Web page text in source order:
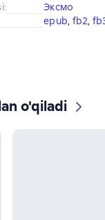
:
Эксмо
epub, fb2,
o'qiladi